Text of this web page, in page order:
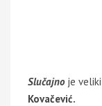
Slučajnoje veliki
Kovačević.